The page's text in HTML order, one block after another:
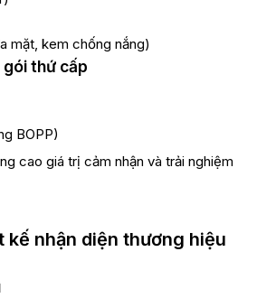
mặt, kem chống nắng)
gói thứ cấp
BOPP)
cao giá trị cảm nhận và trải nghiệm
kế nhận diện thương hiệu